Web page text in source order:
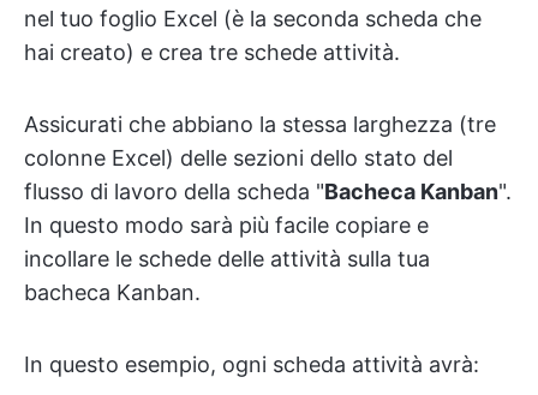
nel tuo foglio Excel (è la seconda scheda che
hai creato) e crea tre schede attività.
Assicurati che abbiano la stessa larghezza (tre
colonne Excel) delle sezioni dello stato del
flusso di lavoro della scheda "Bacheca Kanban".
In questo modo sarà più facile copiare e
incollare le schede delle attività sulla tua
bacheca Kanban.
In questo esempio, ogni scheda attività avrà: